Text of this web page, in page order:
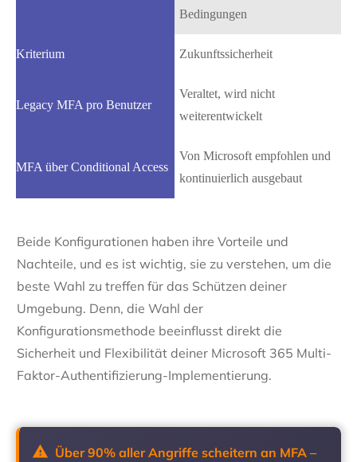
Bedingungen
Zukunftssicherheit
Veraltet, wird nicht
weiterentwickelt
Von Microsoft empfohlen und
kontinuierlich ausgebaut
Beide Konfigurationen haben ihre Vorteile und
Nachteile, und es ist wichtig, sie zu verstehen, um die
beste Wahl zu treffen für das Schützen deiner
Umgebung. Denn, die Wahl der
Konfigurationsmethode beeinflusst direkt die
Sicherheit und Flexibilität deiner Microsoft 365 Multi-
Faktor-Authentifizierung-Implementierung.
Über 90% aller Angriffe scheitern an MFA –